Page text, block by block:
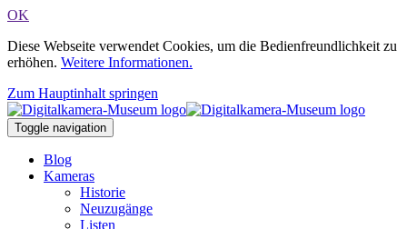
OK
Diese Webseite verwendet Cookies, um die Bedienfreundlichkeit zu
erhöhen. Weitere Informationen.
Zum Hauptinhalt springen
Toggle navigation
Blog
Kameras
Historie
Neuzugänge
Listen